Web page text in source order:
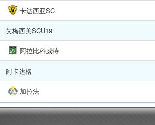
卡达西亚SC
艾梅西美SCU19
阿拉比科威特
阿卡达格
加拉法